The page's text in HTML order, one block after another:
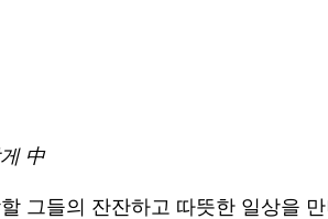
中
그들의 잔잔하고 따뜻한 일상을